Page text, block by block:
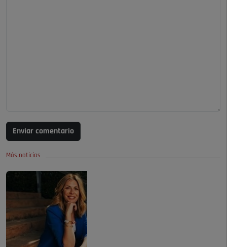
Enviar comentario
Más noticias